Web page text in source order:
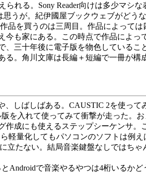
れる。Sony Reader向けは多少マシ
うが。紀伊國屋ブックウェブがどう
を買うのは三周目。作品によって
も家にある。この時点で作品によ
三十年後に電子版を物色している
。角川文庫は長編＋短編で一冊が
しばしばある。CAUSTIC 2を使っ
を入れて使ってみて衝撃が走った。
成にも使えるステップシーケンサ。
量化してもパソコンのソフトは例
たない。結局音楽鍵盤なしではち
で音楽やるやつは4桁いるかど